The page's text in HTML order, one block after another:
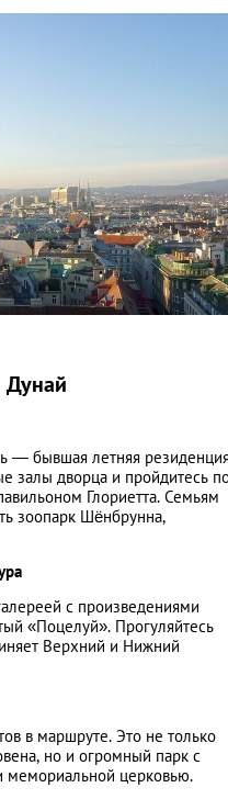
— бывшая летняя
залы дворца и пройдитесь
Глориетта. Семьям
зоопарк Шёнбрунна,
с произведениями
«Поцелуй». Прогуляйтесь
Верхний и Нижний
в маршруте. Это не только
но и огромный парк с
мемориальной церковью.